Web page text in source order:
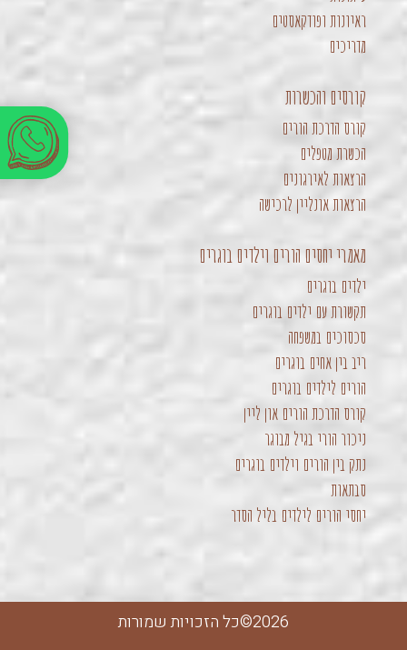
ראיונות ופודקאסטים
מדריכים
קורסים והכשרות
קורס הדרכת הורים
הכשרת מטפלים
הרצאות לאירגונים
הרצאות אונליין לרכישה
מאמרי יחסים הורים וילדים בוגרים
ילדים בוגרים
תקשורת עם ילדים בוגרים
סכסוכים במשפחה
ריב בין אחים בוגרים
הורים לילדים בוגרים
קורס הדרכת הורים און ליין
ניכור הורי בגיל מבוגר
נתק בין הורים וילדים בוגרים
סבתאות
יחסי הורים לילדים בליל הסדר
2026©כל הזכויות שמורות